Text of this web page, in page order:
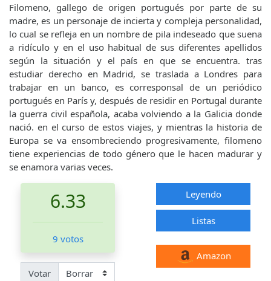
Filomeno, gallego de origen portugués por parte de su
madre, es un personaje de incierta y compleja personalidad,
lo cual se refleja en un nombre de pila indeseado que suena
a ridículo y en el uso habitual de sus diferentes apellidos
según la situación y el país en que se encuentra. tras
estudiar derecho en Madrid, se traslada a Londres para
trabajar en un banco, es corresponsal de un periódico
portugués en París y, después de residir en Portugal durante
la guerra civil española, acaba volviendo a la Galicia donde
nació. en el curso de estos viajes, y mientras la historia de
Europa se va ensombreciendo progresivamente, filomeno
tiene experiencias de todo género que le hacen madurar y
se enamora varias veces.
6.33
9 votos
Votar
Leyendo
Listas
Amazon